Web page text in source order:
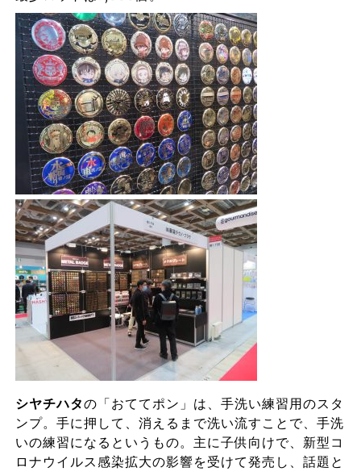
シヤチハタの「おててポン」は、手洗い練習用のスタ
ンプ。手に押して、消えるまで洗い流すことで、手洗
いの練習になるというもの。主に子供向けで、新型コ
ロナウイルス感染拡大の影響を受けて発売し、話題と